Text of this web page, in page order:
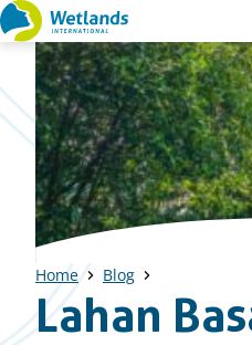
Straight
to
content
Home Blog
Lahan